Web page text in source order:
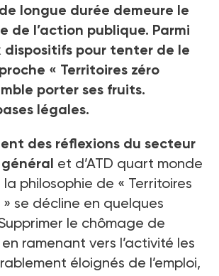
longue durée demeure le
de l’action publique. Parmi
dispositifs pour tenter de le
« Territoires zéro
porter ses fruits.
légales.
des réfle­xions du secteur
et d’ATD quart monde
philosophie de « Territoires
se décline en quelques
le chômage de
ramenant vers l’activité les
éloignés de l’emploi,